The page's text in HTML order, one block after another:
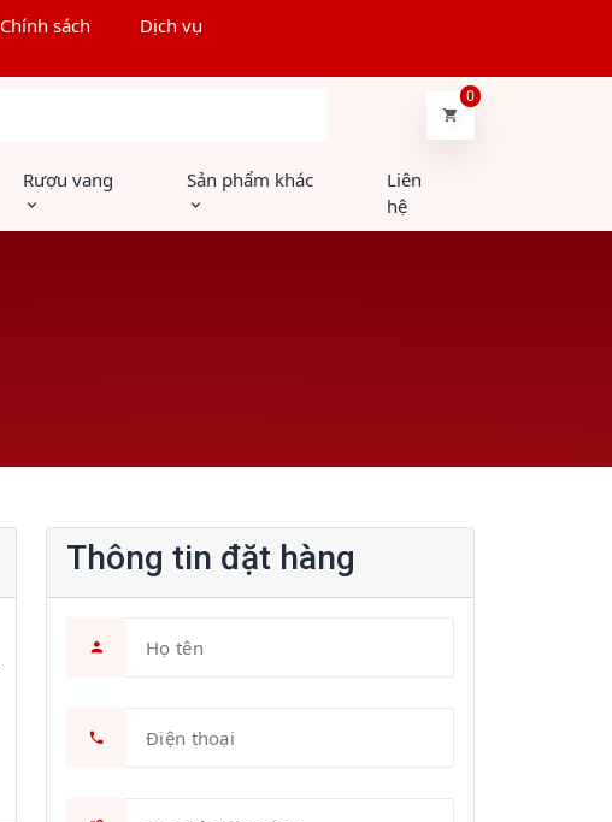
Chính sách Dịch vụ
0
Rượu vang Sản phẩm khác
Liên
hệ
Thông tin đặt hàng